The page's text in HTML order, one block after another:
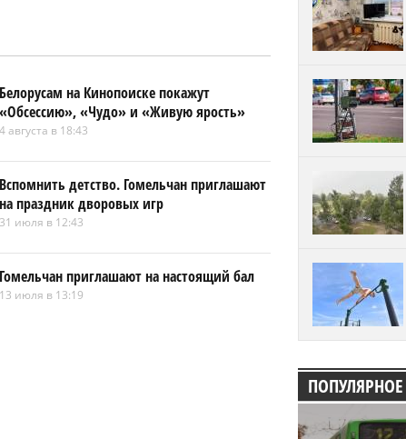
Белорусам на Кинопоиске покажут
«Обсессию», «Чудо» и «Живую ярость»
4 августа в 18:43
Вспомнить детство. Гомельчан приглашают
на праздник дворовых игр
31 июля в 12:43
Гомельчан приглашают на настоящий бал
13 июля в 13:19
ПОПУЛЯРНОЕ